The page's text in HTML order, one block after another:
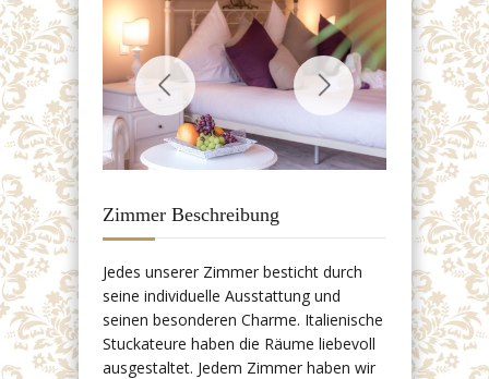
Zimmer Beschreibung
Jedes unserer Zimmer besticht durch
seine individuelle Ausstattung und
seinen besonderen Charme. Italienische
Stuckateure haben die Räume liebevoll
ausgestaltet. Jedem Zimmer haben wir